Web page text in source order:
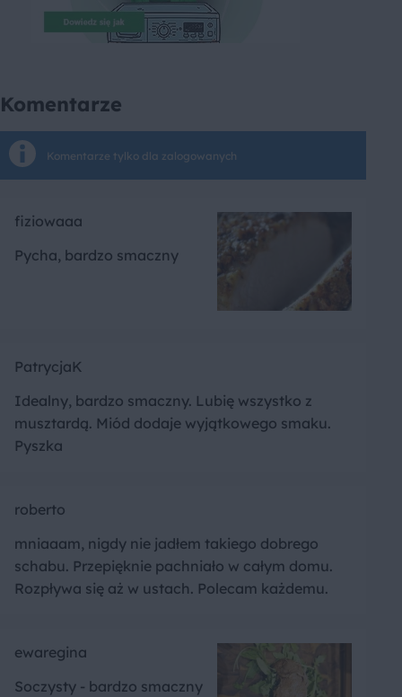
Komentarze
Komentarze tylko dla zalogowanych
fiziowaaa
Pycha, bardzo smaczny
PatrycjaK
Idealny, bardzo smaczny. Lubię wszystko z
musztardą. Miód dodaje wyjątkowego smaku.
Pyszka
roberto
mniaaam, nigdy nie jadłem takiego dobrego
schabu. Przepięknie pachniało w całym domu.
Rozpływa się aż w ustach. Polecam każdemu.
ewaregina
Soczysty - bardzo smaczny